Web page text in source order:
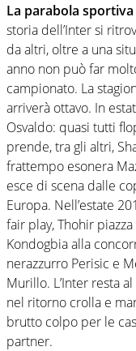
La parabola sportiva
storia dell’Inter si
da altri, oltre a una
anno non può far
campionato. La
arriverà ottavo. In
Osvaldo: quasi tutti
prende, tra gli altri,
frattempo esonera
esce di scena dalle
Europa. Nell’estate
fair play, Thohir
Kondogbia alla
nerazzurro Perisic e
Murillo. L’Inter resta
nel ritorno crolla e
brutto colpo per le
partner.